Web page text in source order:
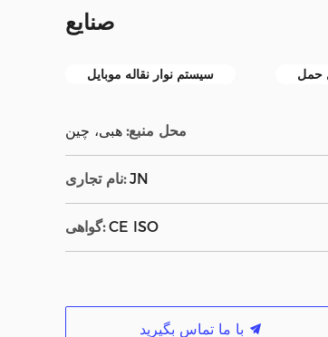
صنایع
سیستم نوار نقاله موبایل حمل
محل منبع: هبی، چین
نام تجاری: JN
گواهی: CE ISO